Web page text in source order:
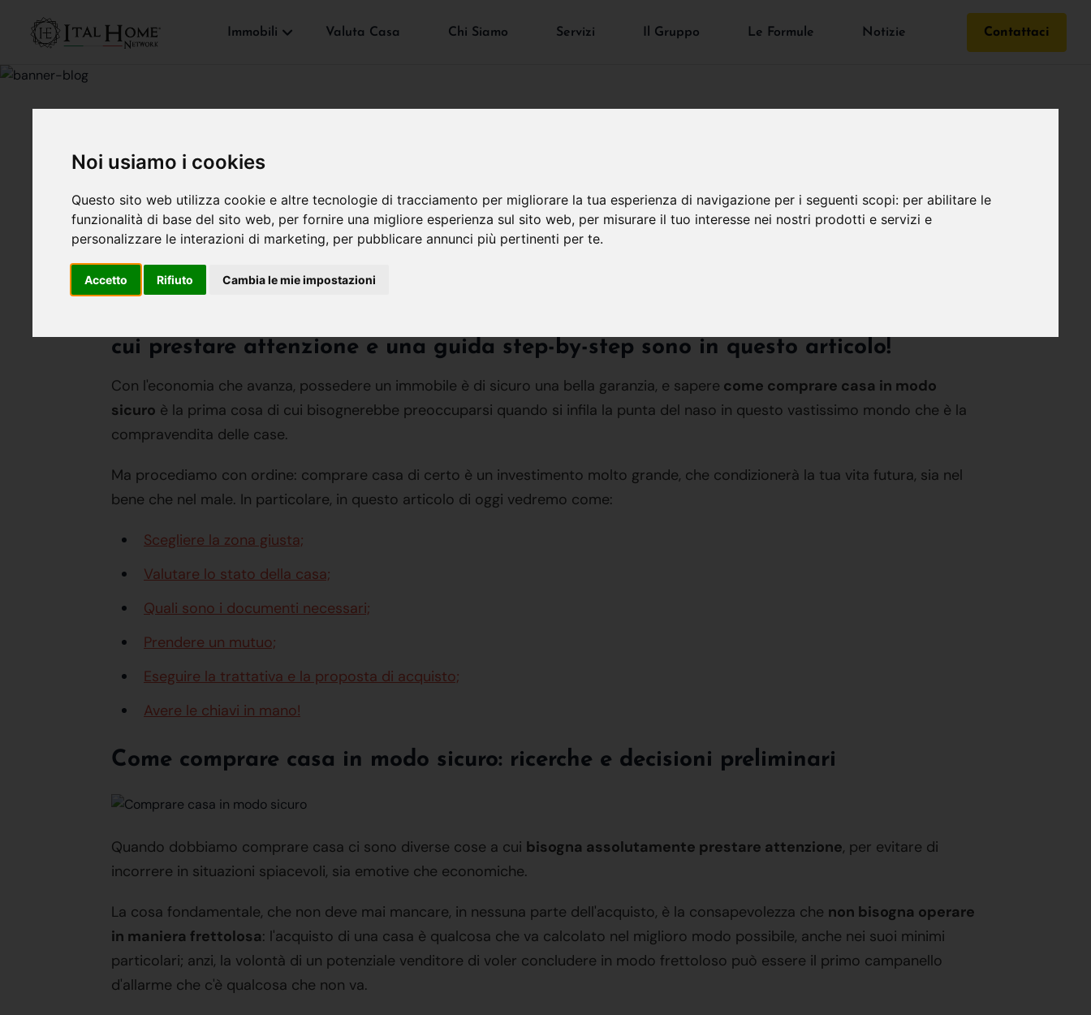
Noi usiamo i cookies
Questo sito web utilizza cookie e altre tecnologie di tracciamento per migliorare la tua esperienza di navigazione per i seguenti scopi: per abilitare le
funzionalità di base del sito web, per fornire una migliore esperienza sul sito web, per misurare il tuo interesse nei nostri prodotti e servizi e
personalizzare le interazioni di marketing, per pubblicare annunci più pertinenti per te.
Accetto Rifiuto Cambia le mie impostazioni
Immobili Valuta Casa Chi Siamo Servizi Il Gruppo Le Formule Notizie Contattaci
MERCATO IMMOBILIARE
Comprare Casa In Modo Sicuro
Ital Home Bergamo
cui prestare attenzione e una guida step-by-step sono in questo articolo!
Con l'economia che avanza, possedere un immobile è di sicuro una bella garanzia, e sapere come comprare casa in modo
sicuro è la prima cosa di cui bisognerebbe preoccuparsi quando si infila la punta del naso in questo vastissimo mondo che è la
compravendita delle case.
Ma procediamo con ordine: comprare casa di certo è un investimento molto grande, che condizionerà la tua vita futura, sia nel
bene che nel male. In particolare, in questo articolo di oggi vedremo come:
Scegliere la zona giusta;
Valutare lo stato della casa;
Quali sono i documenti necessari;
Prendere un mutuo;
Eseguire la trattativa e la proposta di acquisto;
Avere le chiavi in mano!
Come comprare casa in modo sicuro: ricerche e decisioni preliminari
Quando dobbiamo comprare casa ci sono diverse cose a cui bisogna assolutamente prestare attenzione, per evitare di
incorrere in situazioni spiacevoli, sia emotive che economiche.
La cosa fondamentale, che non deve mai mancare, in nessuna parte dell'acquisto, è la consapevolezza che non bisogna operare
in maniera frettolosa: l'acquisto di una casa è qualcosa che va calcolato nel miglioro modo possibile, anche nei suoi minimi
particolari; anzi, la volontà di un potenziale venditore di voler concludere in modo frettoloso può essere il primo campanello
d'allarme che c'è qualcosa che non va.